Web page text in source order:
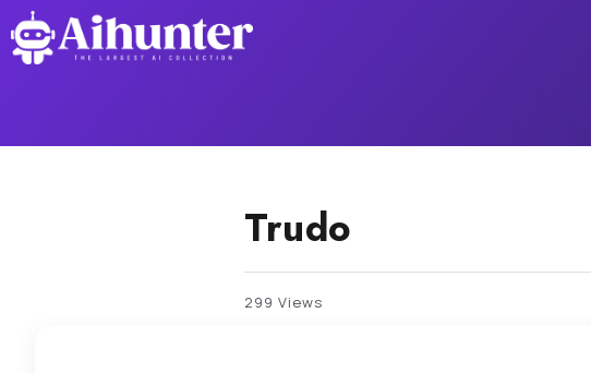
Trudo
299 Views